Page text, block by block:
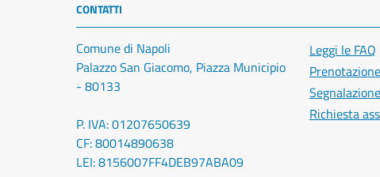
CONTATTI
Comune di Napoli
Palazzo San Giacomo, Piazza Municipio
- 80133
P. IVA: 01207650639
CF: 80014890638
LEI: 8156007FF4DEB97ABA09
Leggi le FAQ
Richiesta